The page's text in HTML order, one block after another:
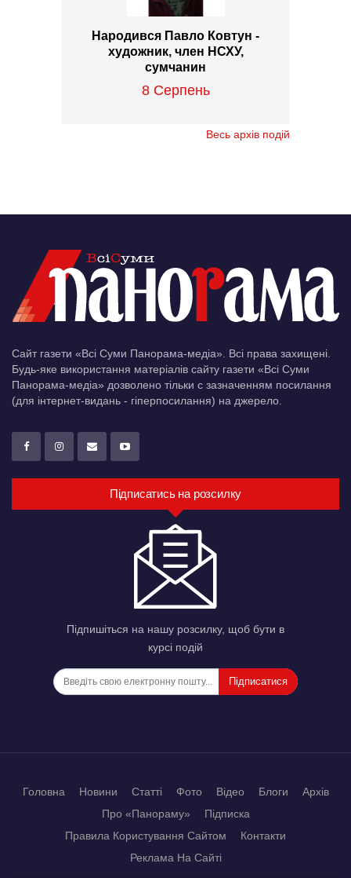
Народився Павло Ковтун -
художник, член НСХУ,
сумчанин
8 Серпень
Весь архів подій
Сайт газети «Всі Суми Панорама-медіа». Всі права захищені.
Будь-яке використання матеріалів сайту газети «Всі Суми
Панорама-медіа» дозволено тільки c зазначенням посилання
(для інтернет-видань - гіперпосилання) на джерело.
Підписатись на розсилку
Підпишіться на нашу розсилку, щоб бути в
курсі подій
Підписатися
Головна Новини Статті Фото Відео Блоги
Архів
Про «Панораму»
Підписка
Правила Користування Сайтом
Контакти
Реклама На Сайті